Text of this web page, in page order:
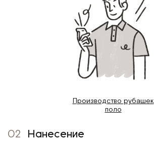
Производство рубашек
поло
02 Нанесение